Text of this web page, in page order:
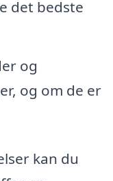
det bedste
og
og om de er
kan du